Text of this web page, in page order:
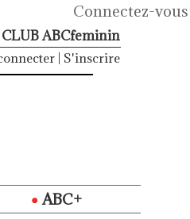
Connectez-vous
CLUB ABCfeminin
S'inscrire
ABC+